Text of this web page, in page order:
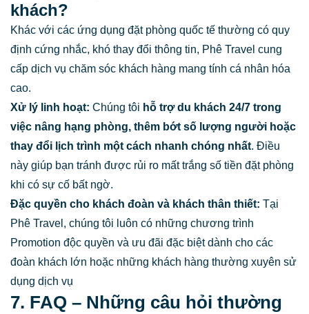
khách?
Khác với các ứng dụng đặt phòng quốc tế thường có quy
định cứng nhắc, khó thay đổi thông tin, Phê Travel cung
cấp dịch vụ chăm sóc khách hàng mang tính cá nhân hóa
cao.
Xử lý linh hoạt: Chúng tôi hỗ trợ du khách 24/7 trong
việc nâng hạng phòng, thêm bớt số lượng người hoặc
thay đổi lịch trình một cách nhanh chóng nhất. Điều
này giúp bạn tránh được rủi ro mất trắng số tiền đặt phòng
khi có sự cố bất ngờ.
Đặc quyền cho khách đoàn và khách thân thiết: Tại
Phê Travel, chúng tôi luôn có những chương trình
Promotion độc quyền và ưu đãi đặc biệt dành cho các
đoàn khách lớn hoặc những khách hàng thường xuyên sử
dụng dịch vụ
7. FAQ – Những câu hỏi thường